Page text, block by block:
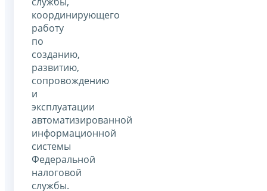
координирующего
работу
по
созданию,
развитию,
сопровождению
и
эксплуатации
автоматизированной
информационной
системы
Федеральной
налоговой
службы.